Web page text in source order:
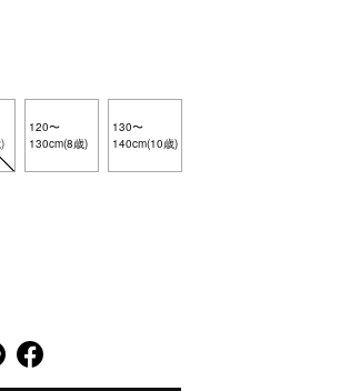
120〜
130cm(8歳)
130〜
140cm(10歳)